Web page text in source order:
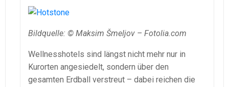
Bildquelle: © Maksim Šmeljov – Fotolia.com
Wellnesshotels sind längst nicht mehr nur in
Kurorten angesiedelt, sondern über den
gesamten Erdball verstreut – dabei reichen die